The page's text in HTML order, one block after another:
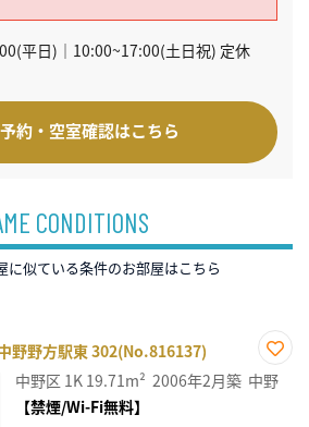
平日)｜10:00~17:00(土日祝) 定休
約・空室確認はこちら
CONDITIONS
に似ている条件のお部屋はこちら
野野方駅東 302(No.816137)
お気
に入
中野区 1K 19.71m² 2006年2月築 中野
【禁煙/Wi-Fi無料】